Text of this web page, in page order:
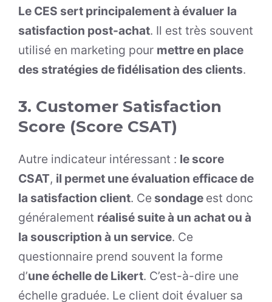
Le CES sert principalement à évaluer la
satisfaction post-achat. Il est très souvent
utilisé en marketing pour mettre en place
des stratégies de fidélisation des clients.
3. Customer Satisfaction
Score (Score CSAT)
Autre indicateur intéressant : le score
CSAT, il permet une évaluation efficace de
la satisfaction client. Ce sondage est donc
généralement réalisé suite à un achat ou à
la souscription à un service. Ce
questionnaire prend souvent la forme
d’une échelle de Likert. C’est-à-dire une
échelle graduée. Le client doit évaluer sa